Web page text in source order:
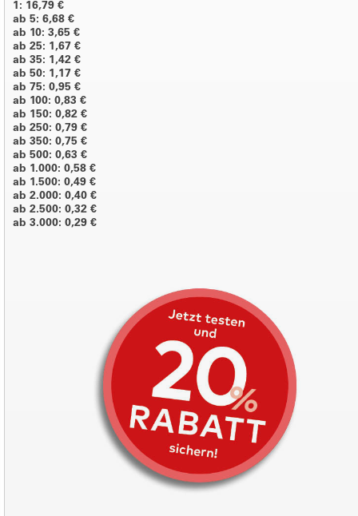
1: 16,79 €
ab 5: 6,68 €
ab 10: 3,65 €
ab 25: 1,67 €
ab 35: 1,42 €
ab 50: 1,17 €
ab 75: 0,95 €
ab 100: 0,83 €
ab 150: 0,82 €
ab 250: 0,79 €
ab 350: 0,75 €
ab 500: 0,63 €
ab 1.000: 0,58 €
ab 1.500: 0,49 €
ab 2.000: 0,40 €
ab 2.500: 0,32 €
ab 3.000: 0,29 €